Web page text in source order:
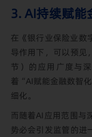
3. AI持续赋能
在《银行业保险业数
导作用下，可以预见
节）的应用广度与
着“AI赋能金融数智
细化。
而随着AI应用范围与
势必会引发监管的进